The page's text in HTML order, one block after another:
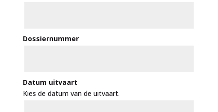
Dossiernummer
Datum uitvaart
Kies de datum van de uitvaart.